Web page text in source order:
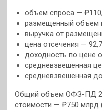
объем спроса —
размещенный объем
выручка от
цена отсечения —
доходность по цене
средневзвешенная
средневзвешенная
Общий объем ОФЗ-ПД
стоимости — ₽750 млрд